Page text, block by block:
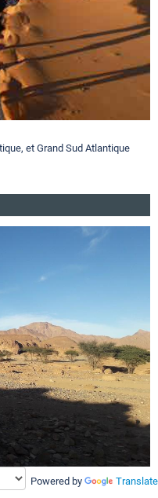
et Grand Sud Atlantique
Powered by Translate